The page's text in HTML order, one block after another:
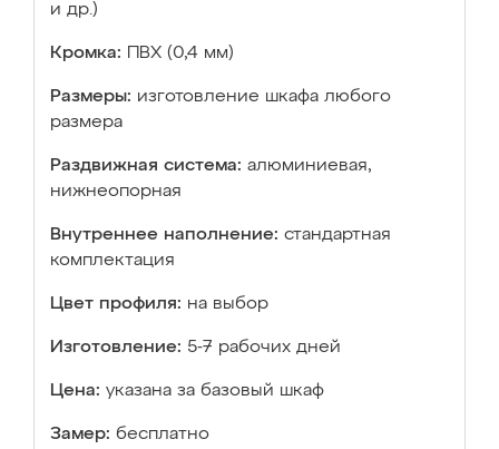
и др.)
Кромка: ПВХ (0,4 мм)
Размеры: изготовление шкафа любого
размера
Раздвижная система: алюминиевая,
нижнеопорная
Внутреннее наполнение: стандартная
комплектация
Цвет профиля: на выбор
Изготовление: 5-7 рабочих дней
Цена: указана за базовый шкаф
Замер: бесплатно